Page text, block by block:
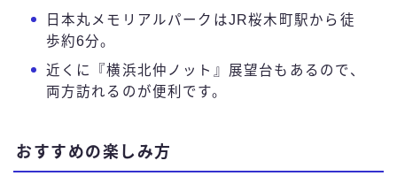
日本丸メモリアルパークはJR桜木町駅から徒
歩約6分。
近くに『横浜北仲ノット』展望台もあるので、
両方訪れるのが便利です。
おすすめの楽しみ方